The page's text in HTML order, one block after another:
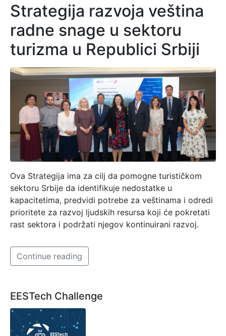
Strategija razvoja veština
radne snage u sektoru
turizma u Republici Srbiji
Ova Strategija ima za cilj da pomogne turističkom
sektoru Srbije da identifikuje nedostatke u
kapacitetima, predvidi potrebe za veštinama i odredi
prioritete za razvoj ljudskih resursa koji će pokretati
rast sektora i podržati njegov kontinuirani razvoj.
Continue reading
EESTech Challenge